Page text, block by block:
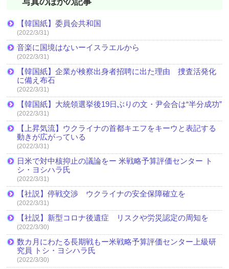
【韓国紙】委員会共和国
(2022/3/31)
音楽に国境はないーイスラエルから
(2022/3/31)
【韓国紙】企業が検察出身者招聘に出た理由 捜査活発化
に備え布石
(2022/3/31)
【韓国紙】大統領選挙後19日ぶりの文・尹会合は“半分成功”
(2022/3/31)
【上昇気流】ウクライナの首都キエフをキーウと表記する
動きが広がっている
(2022/3/31)
日米で対中核抑止の議論をー 米戦略予算評価センター ト
シ・ヨシハラ氏
(2022/3/31)
【社説】停戦交渉 ウクライナの安全保障確立を
(2022/3/31)
【社説】新型コロナ後遺症 リスクや労災認定の周知を
(2022/3/30)
数カ月にわたる長期戦もー米戦略予算評価センター上級研
究員 トシ・ヨシハラ氏
(2022/3/30)